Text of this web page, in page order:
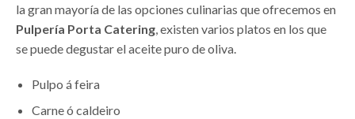
la gran mayoría de las opciones culinarias que ofrecemos en
Pulpería Porta Catering, existen varios platos en los que
se puede degustar el aceite puro de oliva.
Pulpo á feira
Carne ó caldeiro